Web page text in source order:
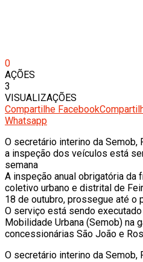
0
AÇÕES
3
VISUALIZAÇÕES
Compartilhe Facebook
Whatsapp
O secretário interino da Semob,
a inspeção dos veículos está
semana
A inspeção anual obrigatória da
coletivo urbano e distrital de
18 de outubro, prossegue até o
O serviço está sendo
Mobilidade Urbana (Semob) na
concessionárias São João e
O secretário interino da Semob,